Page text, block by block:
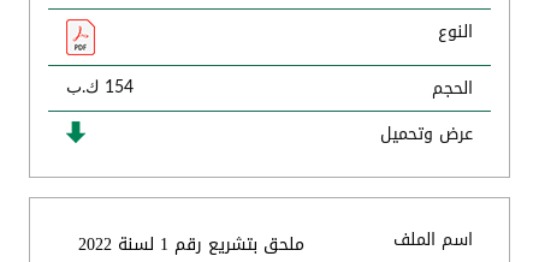
النوع
الحجم
154 ك.ب
عرض وتحميل
اسم الملف
ملحق بتشريع رقم 1 لسنة 2022